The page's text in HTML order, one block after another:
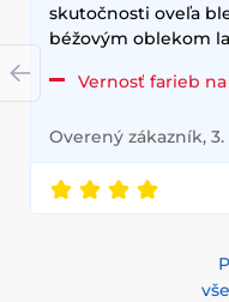
skutočnosti oveľa
béžovým oblekom
Vernosť farieb
Overený zákazník, 3.